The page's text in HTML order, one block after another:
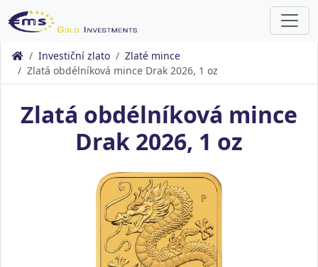
Investiční zlato
Zlaté mince
Zlatá obdélníková mince Drak 2026, 1 oz
Zlatá obdélníková mince
Drak 2026, 1 oz